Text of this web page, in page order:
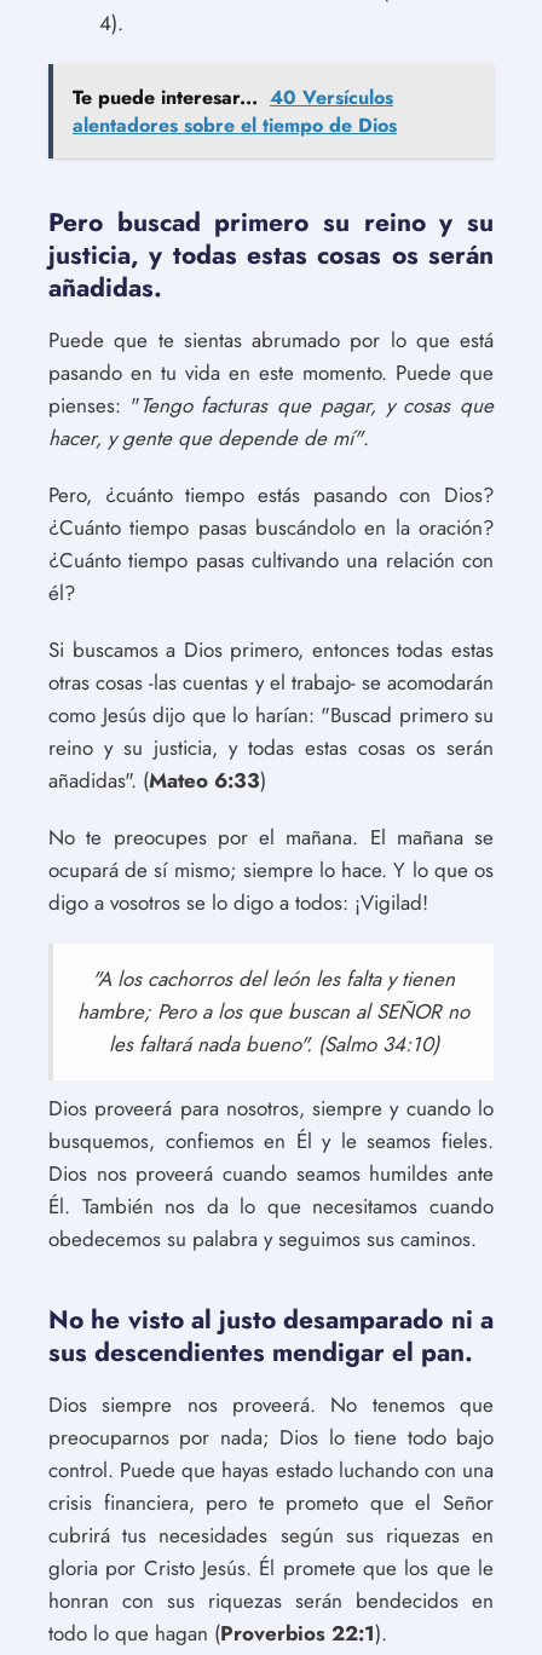
4).
Te puede interesar... 40 Versículos
alentadores sobre el tiempo de Dios
Pero buscad primero su reino y su
justicia, y todas estas cosas os serán
añadidas.
Puede que te sientas abrumado por lo que está
pasando en tu vida en este momento. Puede que
pienses: "Tengo facturas que pagar, y cosas que
hacer, y gente que depende de mí".
Pero, ¿cuánto tiempo estás pasando con Dios?
¿Cuánto tiempo pasas buscándolo en la oración?
¿Cuánto tiempo pasas cultivando una relación con
él?
Si buscamos a Dios primero, entonces todas estas
otras cosas -las cuentas y el trabajo- se acomodarán
como Jesús dijo que lo harían: "Buscad primero su
reino y su justicia, y todas estas cosas os serán
añadidas". (Mateo 6:33)
No te preocupes por el mañana. El mañana se
ocupará de sí mismo; siempre lo hace. Y lo que os
digo a vosotros se lo digo a todos: ¡Vigilad!
"A los cachorros del león les falta y tienen
hambre; Pero a los que buscan al SEÑOR no
les faltará nada bueno". (Salmo 34:10)
Dios proveerá para nosotros, siempre y cuando lo
busquemos, confiemos en Él y le seamos fieles.
Dios nos proveerá cuando seamos humildes ante
Él. También nos da lo que necesitamos cuando
obedecemos su palabra y seguimos sus caminos.
No he visto al justo desamparado ni a
sus descendientes mendigar el pan.
Dios siempre nos proveerá. No tenemos que
preocuparnos por nada; Dios lo tiene todo bajo
control. Puede que hayas estado luchando con una
crisis financiera, pero te prometo que el Señor
cubrirá tus necesidades según sus riquezas en
gloria por Cristo Jesús. Él promete que los que le
honran con sus riquezas serán bendecidos en
todo lo que hagan (Proverbios 22:1).